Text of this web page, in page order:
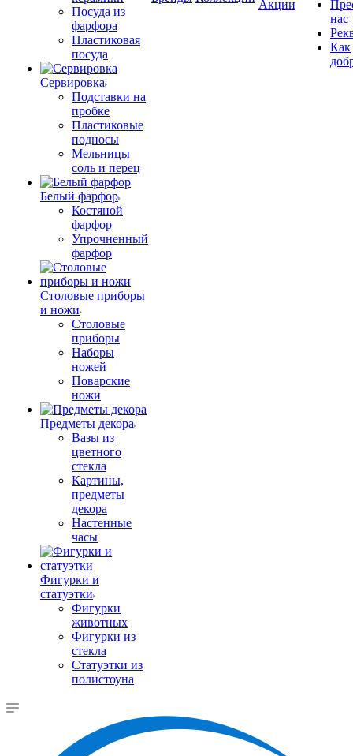
Посуда из
фарфора
Пластиковая
посуда
Сервировка
Подставки на
пробке
Пластиковые
подносы
Мельницы
соль и перец
Белый фарфор
Костяной
фарфор
Упрочненный
фарфор
Столовые приборы
и ножи
Столовые
приборы
Наборы
ножей
Поварские
ножи
Предметы декора
Вазы из
цветного
стекла
Картины,
предметы
декора
Настенные
часы
Фигурки и
статуэтки
Фигурки
животных
Фигурки из
стекла
Статуэтки из
полистоуна
Акции
нас
Как